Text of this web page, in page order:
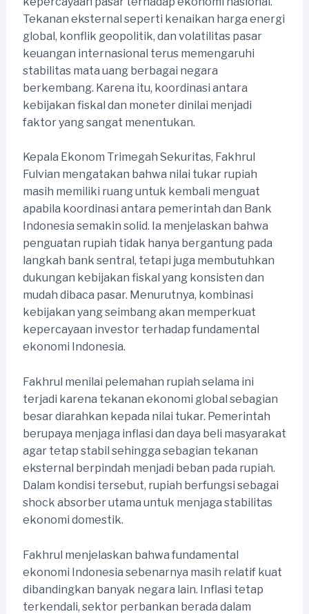
Tekanan eksternal seperti kenaikan harga energi
global, konflik geopolitik, dan volatilitas pasar
keuangan internasional terus memengaruhi
stabilitas mata uang berbagai negara
berkembang. Karena itu, koordinasi antara
kebijakan fiskal dan moneter dinilai menjadi
faktor yang sangat menentukan.
Kepala Ekonom Trimegah Sekuritas, Fakhrul
Fulvian mengatakan bahwa nilai tukar rupiah
masih memiliki ruang untuk kembali menguat
apabila koordinasi antara pemerintah dan Bank
Indonesia semakin solid. Ia menjelaskan bahwa
penguatan rupiah tidak hanya bergantung pada
langkah bank sentral, tetapi juga membutuhkan
dukungan kebijakan fiskal yang konsisten dan
mudah dibaca pasar. Menurutnya, kombinasi
kebijakan yang seimbang akan memperkuat
kepercayaan investor terhadap fundamental
ekonomi Indonesia.
Fakhrul menilai pelemahan rupiah selama ini
terjadi karena tekanan ekonomi global sebagian
besar diarahkan kepada nilai tukar. Pemerintah
berupaya menjaga inflasi dan daya beli masyarakat
agar tetap stabil sehingga sebagian tekanan
eksternal berpindah menjadi beban pada rupiah.
Dalam kondisi tersebut, rupiah berfungsi sebagai
shock absorber utama untuk menjaga stabilitas
ekonomi domestik.
Fakhrul menjelaskan bahwa fundamental
ekonomi Indonesia sebenarnya masih relatif kuat
dibandingkan banyak negara lain. Inflasi tetap
terkendali, sektor perbankan berada dalam